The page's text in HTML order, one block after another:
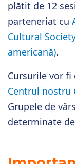
plătit de 12
parteneriat cu
Cultural
americană).
Cursurile vor
Centrul nostru
Grupele de
determinate